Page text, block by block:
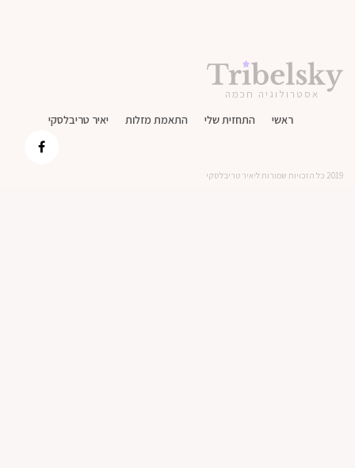
אסטרולוגיה חכמה
ראשי התחזית שלי התאמת מזלות יאיר טריבלסקי
2019 כל הזכויות שמורות ליאיר טריבלסקי